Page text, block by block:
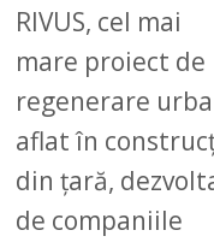
RIVUS, cel mai
mare proiect de
regenerare
aflat în
din țară,
de companiile